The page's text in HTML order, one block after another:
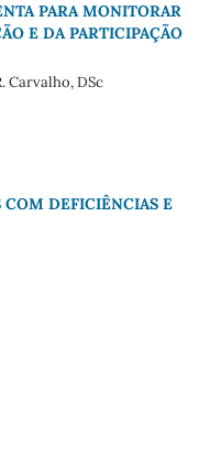
PARA MONITORAR
E DA PARTICIPAÇÃO
Carvalho, DSc
COM DEFICIÊNCIAS E